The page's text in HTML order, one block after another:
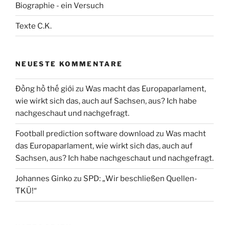
Biographie - ein Versuch
Texte C.K.
NEUESTE KOMMENTARE
Đồng hồ thế giới zu Was macht das Europaparlament,
wie wirkt sich das, auch auf Sachsen, aus? Ich habe
nachgeschaut und nachgefragt.
Football prediction software download zu Was macht
das Europaparlament, wie wirkt sich das, auch auf
Sachsen, aus? Ich habe nachgeschaut und nachgefragt.
Johannes Ginkozu SPD: „Wir beschließen Quellen-
TKÜ!“